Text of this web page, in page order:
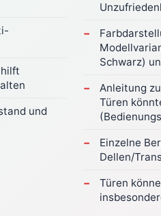
und
Schwarz)
Anleitung
Türen
Einzelne
Dellen/
Türen